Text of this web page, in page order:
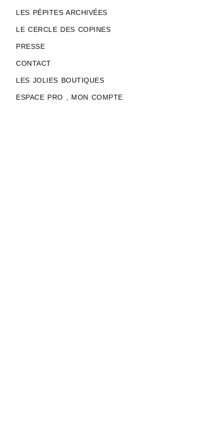
LES PÉPITES ARCHIVÉES
LE CERCLE DES COPINES
PRESSE
CONTACT
LES JOLIES BOUTIQUES
ESPACE PRO , MON COMPTE